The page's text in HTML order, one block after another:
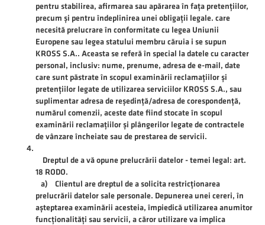
pentru stabilirea, afirmarea sau apărarea în fața pretențiilor,
precum și pentru îndeplinirea unei obligații legale. care
necesită prelucrare în conformitate cu legea Uniunii
Europene sau legea statului membru căruia i se supun
KROSS S.A.. Aceasta se referă în special la datele cu caracter
personal, inclusiv: nume, prenume, adresa de e-mail, date
care sunt păstrate în scopul examinării reclamațiilor și
pretențiilor legate de utilizarea serviciilor KROSS S.A., sau
suplimentar adresa de reședință/adresa de corespondență,
numărul comenzii, aceste date fiind stocate în scopul
examinării reclamațiilor și plângerilor legate de contractele
de vânzare încheiate sau de prestarea de servicii.
Dreptul de a vă opune prelucrării datelor - temei legal: art.
18 RODO.
a) Clientul are dreptul de a solicita restricționarea
prelucrării datelor sale personale. Depunerea unei cereri, în
așteptarea examinării acesteia, împiedică utilizarea anumitor
funcționalități sau servicii, a căror utilizare va implica